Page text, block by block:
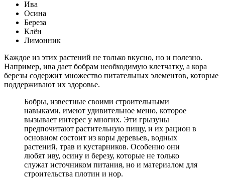
Ива
Осина
Береза
Клён
Лимонник
Каждое из этих растений не только вкусно, но и полезно.
Например, ива дает бобрам необходимую клетчатку, а кора
березы содержит множество питательных элементов, которые
поддерживают их здоровье.
Бобры, известные своими строительными
навыками, имеют удивительное меню, которое
вызывает интерес у многих. Эти грызуны
предпочитают растительную пищу, и их рацион в
основном состоит из коры деревьев, водных
растений, трав и кустарников. Особенно они
любят иву, осину и березу, которые не только
служат источником питания, но и материалом для
строительства плотин и нор.